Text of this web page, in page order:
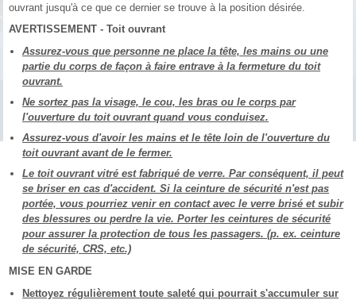
ouvrant jusqu'à ce que ce dernier se trouve à la position désirée.
AVERTISSEMENT - Toit ouvrant
Assurez-vous que personne ne place la tête, les mains ou une
partie du corps de façon à faire entrave à la fermeture du toit
ouvrant.
Ne sortez pas la visage, le cou, les bras ou le corps par
l'ouverture du toit ouvrant quand vous conduisez.
Assurez-vous d'avoir les mains et le tête loin de l'ouverture du
toit ouvrant avant de le fermer.
Le toit ouvrant vitré est fabriqué de verre. Par conséquent, il peut
se briser en cas d'accident. Si la ceinture de sécurité n'est pas
portée, vous pourriez venir en contact avec le verre brisé et subir
des blessures ou perdre la vie. Porter les ceintures de sécurité
pour assurer la protection de tous les passagers. (p. ex. ceinture
de sécurité, CRS, etc.)
MISE EN GARDE
Nettoyez régulièrement toute saleté qui pourrait s'accumuler sur